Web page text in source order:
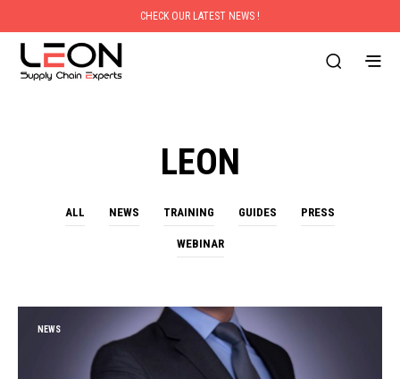
CHECK OUR LATEST NEWS !
LEON
ALL NEWS TRAINING GUIDES PRESS
WEBINAR
NEWS